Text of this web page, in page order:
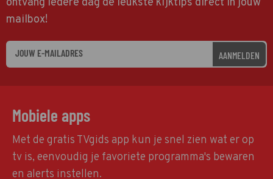
mailbox!
AANMELDEN
Mobiele apps
Met de gratis TVgids app kun je snel zien wat er op
tv is, eenvoudig je favoriete programma's bewaren
en alerts instellen.